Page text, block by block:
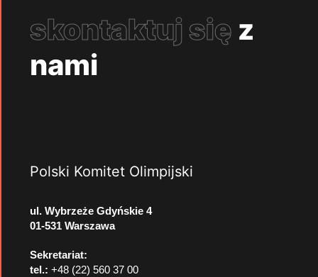
skontaktuj się z
nami
Polski Komitet Olimpijski
ul. Wybrzeże Gdyńskie 4
01-531 Warszawa
Sekretariat:
tel.: +48 (22) 560 37 00